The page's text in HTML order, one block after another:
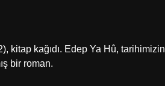
kitap kağıdı. Edep Ya Hû, tarihimizin
bir roman.